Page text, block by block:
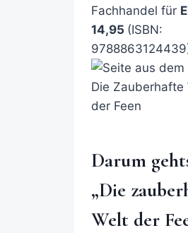
Fachhandel für
14,95 (ISBN:
Darum
„Die
Welt der